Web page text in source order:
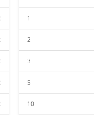
1
2
3
5
10